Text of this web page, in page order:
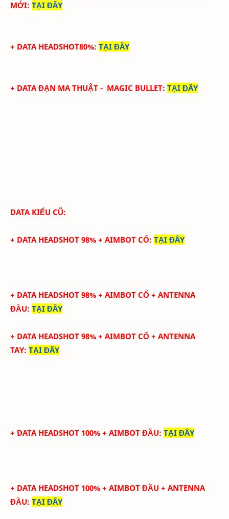
MỚI: TẠI ĐÂY
+ DATA HEADSHOT80%: TẠI ĐÂY
+ DATA ĐẠN MA THUẬT - MAGIC BULLET: TẠI ĐÂY
DATA KIỂU CŨ:
+ DATA HEADSHOT 98% + AIMBOT CỔ: TẠI ĐÂY
+ DATA HEADSHOT 98% + AIMBOT CỔ + ANTENNA
ĐẦU: TẠI ĐÂY
+ DATA HEADSHOT 98% + AIMBOT CỔ + ANTENNA
TAY: TẠI ĐÂY
+ DATA HEADSHOT 100% + AIMBOT ĐẦU: TẠI ĐÂY
+ DATA HEADSHOT 100% + AIMBOT ĐẦU + ANTENNA
ĐẦU: TẠI ĐÂY